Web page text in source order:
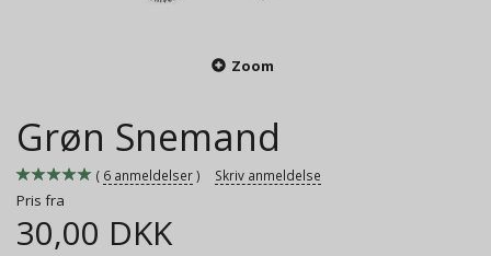
Zoom
Grøn Snemand
6 anmeldelser Skriv anmeldelse
Pris fra
30,00 DKK